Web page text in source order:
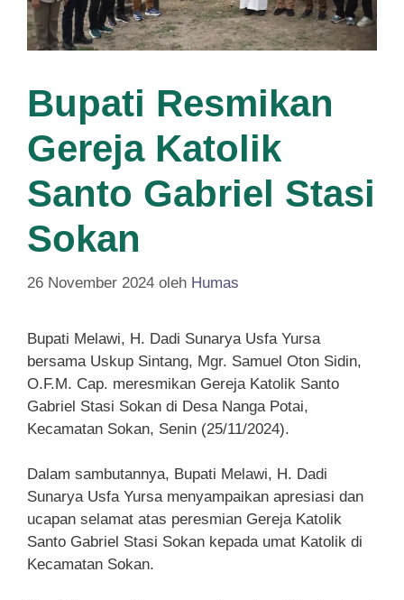
Bupati Resmikan
Gereja Katolik
Santo Gabriel Stasi
Sokan
26 November 2024 oleh Humas
Bupati Melawi, H. Dadi Sunarya Usfa Yursa
bersama Uskup Sintang, Mgr. Samuel Oton Sidin,
O.F.M. Cap. meresmikan Gereja Katolik Santo
Gabriel Stasi Sokan di Desa Nanga Potai,
Kecamatan Sokan, Senin (25/11/2024).
Dalam sambutannya, Bupati Melawi, H. Dadi
Sunarya Usfa Yursa menyampaikan apresiasi dan
ucapan selamat atas peresmian Gereja Katolik
Santo Gabriel Stasi Sokan kepada umat Katolik di
Kecamatan Sokan.